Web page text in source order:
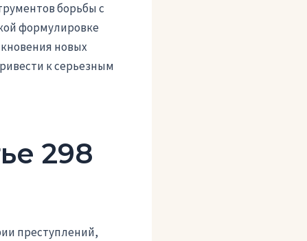
борьбы с
формулировке
новых
к серьезным
298
преступлений,